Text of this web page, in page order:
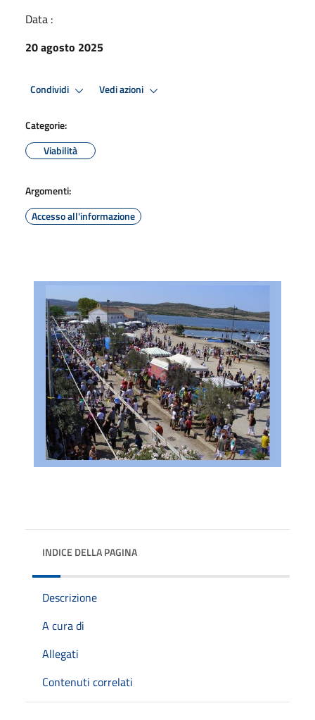
Data :
20 agosto 2025
Condividi Vedi azioni
Categorie:
Viabilità
Argomenti:
Accesso all'informazione
INDICE DELLA PAGINA
Descrizione
A cura di
Allegati
Contenuti correlati